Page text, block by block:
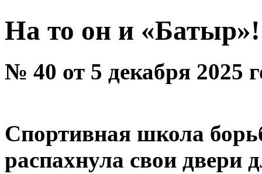
На то он и «Батыр»!
№ 40 от 5 декабря 2025
Спортивная школа
распахнула свои двери